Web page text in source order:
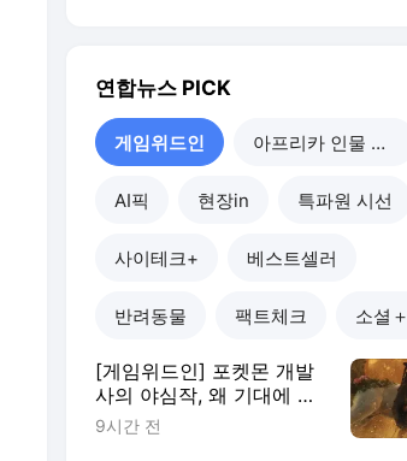
연합뉴스 PICK
게임위드인 아프리카 인물 열전
AI픽 현장in 특파원 시선
사이테크+ 베스트셀러
반려동물 팩트체크 소셜＋
[게임위드인] 포켓몬 개발
사의 야심작, 왜 기대에 못
미쳤나
9시간 전